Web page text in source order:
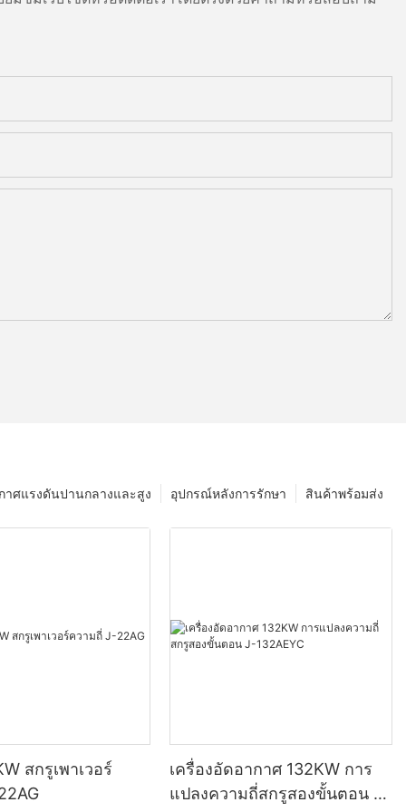
สินค้าพร้อมส่ง
อุปกรณ์หลังการรักษา
าศแรงดันปานกลางและสูง
สกรูเพาเวอร์
เครื่องอัดอากาศ 132KW การ
แปลงความถี่สกรูสองขั้นตอน J-